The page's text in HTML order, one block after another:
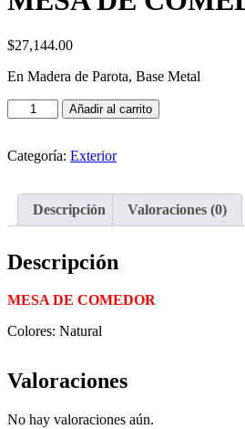
$27,144.00
En Madera de Parota, Base Metal
Añadir al carrito
Categoría: Exterior
Descripción Valoraciones (0)
Descripción
MESA DE COMEDOR
Colores: Natural
Valoraciones
No hay valoraciones aún.